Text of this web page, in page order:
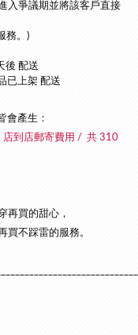
入爭議期並將該客戶直接
務。)
後 配送
已上架 配送
會產生：
店到店郵寄費用 / 共 310
再買的甜心，
買不踩雷的服務。